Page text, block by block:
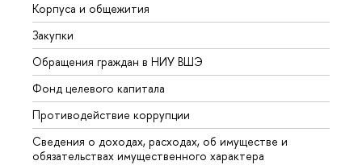
Корпуса и общежития
Закупки
Обращения граждан в НИУ ВШЭ
Фонд целевого капитала
Противодействие коррупции
Сведения о доходах, расходах, об имуществе и
обязательствах имущественного характера